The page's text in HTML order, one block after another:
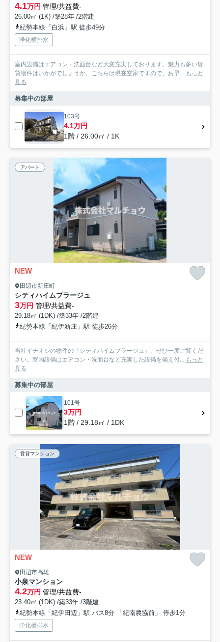
4.1万円 管理/共益費-
26.00㎡ (1K) /築28年 /2階建
紀勢本線「白浜」駅 徒歩49分
浄化槽排水
室内設備はエアコン・洗面台など大変充実しております。魅力も多い賃
貸物件はいかがでしょうか。こちらは現在空家ですので、お早...
もっと
見る
募集中の部屋
103号
4.1万円
1階 / 26.00㎡ / 1K
アパート
NEW
田辺市新庄町
シティハイムプラージュ
3万円 管理/共益費-
29.18㎡ (1DK) /築33年 /2階建
紀勢本線「紀伊新庄」駅 徒歩26分
当社イチオシの物件の「シティハイムプラージュ」。ぜひ一度ご覧くだ
さい。室内設備はエアコン・洗面台など充実した設備を備え付...
もっと
見る
募集中の部屋
101号
3万円
1階 / 29.18㎡ / 1DK
賃貸マンション
NEW
田辺市高雄
小泉マンション
4.2万円 管理/共益費-
23.40㎡ (1DK) /築33年 /3階建
紀勢本線「紀伊田辺」駅 バス8分 「紀南農協前」 停歩1分
浄化槽排水